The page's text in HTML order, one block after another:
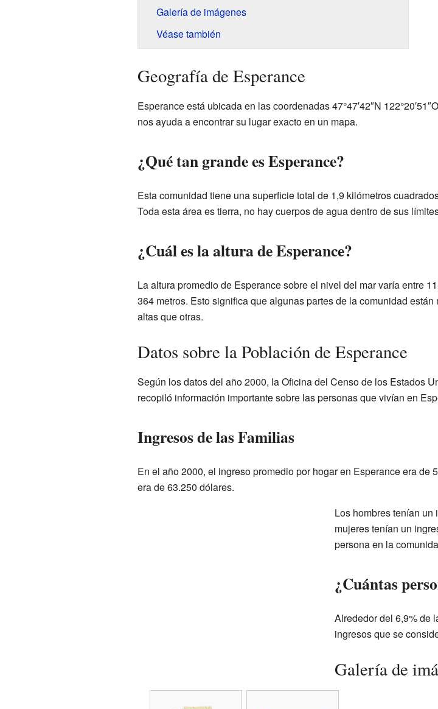
Galería de imágenes
Véase también
Geografía de Esperance
Esperance está ubicada en las coordenadas 47°47′42″N
nos ayuda a encontrar su lugar exacto en un mapa.
¿Qué tan grande es Esperance?
Esta comunidad tiene una superficie total de 1,9 kilómetros
Toda esta área es tierra, no hay cuerpos de agua dentro de sus
¿Cuál es la altura de Esperance?
La altura promedio de Esperance sobre el nivel del mar varía entre
364 metros. Esto significa que algunas partes de la comunidad están
altas que otras.
Datos sobre la Población de Esperance
Según los datos del año 2000, la Oficina del Censo de los Estados
recopiló información importante sobre las personas que vivían en
Ingresos de las Familias
En el año 2000, el ingreso promedio por hogar en Esperance era
era de 63.250 dólares.
Los hombres tenían
mujeres tenían un
persona en la
¿Cuántas
Alrededor del 6,9% de
ingresos que se
Galería de